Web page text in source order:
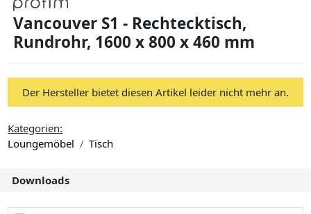
Vancouver S1 - Rechtecktisch,
Rundrohr, 1600 x 800 x 460 mm
Der Hersteller bietet diesen Artikel leider nicht mehr an.
Kategorien:
Loungemöbel
Tisch
Downloads